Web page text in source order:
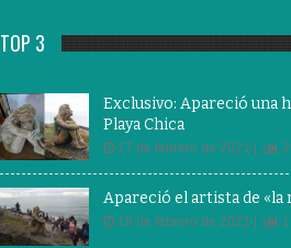
TOP 3
Exclusivo: Apareció una
Playa Chica
17 de febrero de 2021 |
Apareció el artista de
19 de febrero de 2021 |